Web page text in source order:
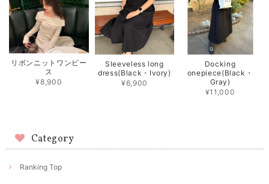
リボンニットワンピー
ス
¥8,900
Sleeveless long
dress(Black・Ivory)
¥6,900
Docking
onepiece(Black・
Gray)
¥11,000
Category
Ranking Top